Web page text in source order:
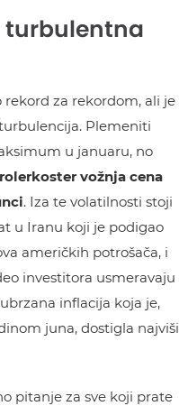
turbulentna
za rekordom, ali je
Plemeniti
u januaru, no
rolerkoster vožnja cena
. Iza te volatilnosti stoji
u Iranu koji je podigao
američkih potrošača, i
investitora usmeravaju
inflacija koja je,
juna, dostigla najviši
pitanje za sve koji prate